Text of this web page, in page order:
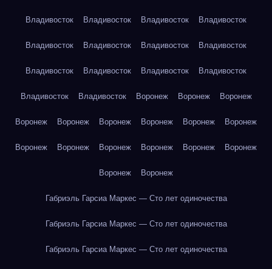
Владивосток Владивосток Владивосток Владивосток
Владивосток Владивосток Владивосток Владивосток
Владивосток Владивосток Владивосток Владивосток
Владивосток Владивосток Воронеж Воронеж Воронеж
Воронеж Воронеж Воронеж Воронеж Воронеж Воронеж
Воронеж Воронеж Воронеж Воронеж Воронеж Воронеж
Воронеж Воронеж
Габриэль Гарсиа Маркес — Сто лет одиночества
Габриэль Гарсиа Маркес — Сто лет одиночества
Габриэль Гарсиа Маркес — Сто лет одиночества